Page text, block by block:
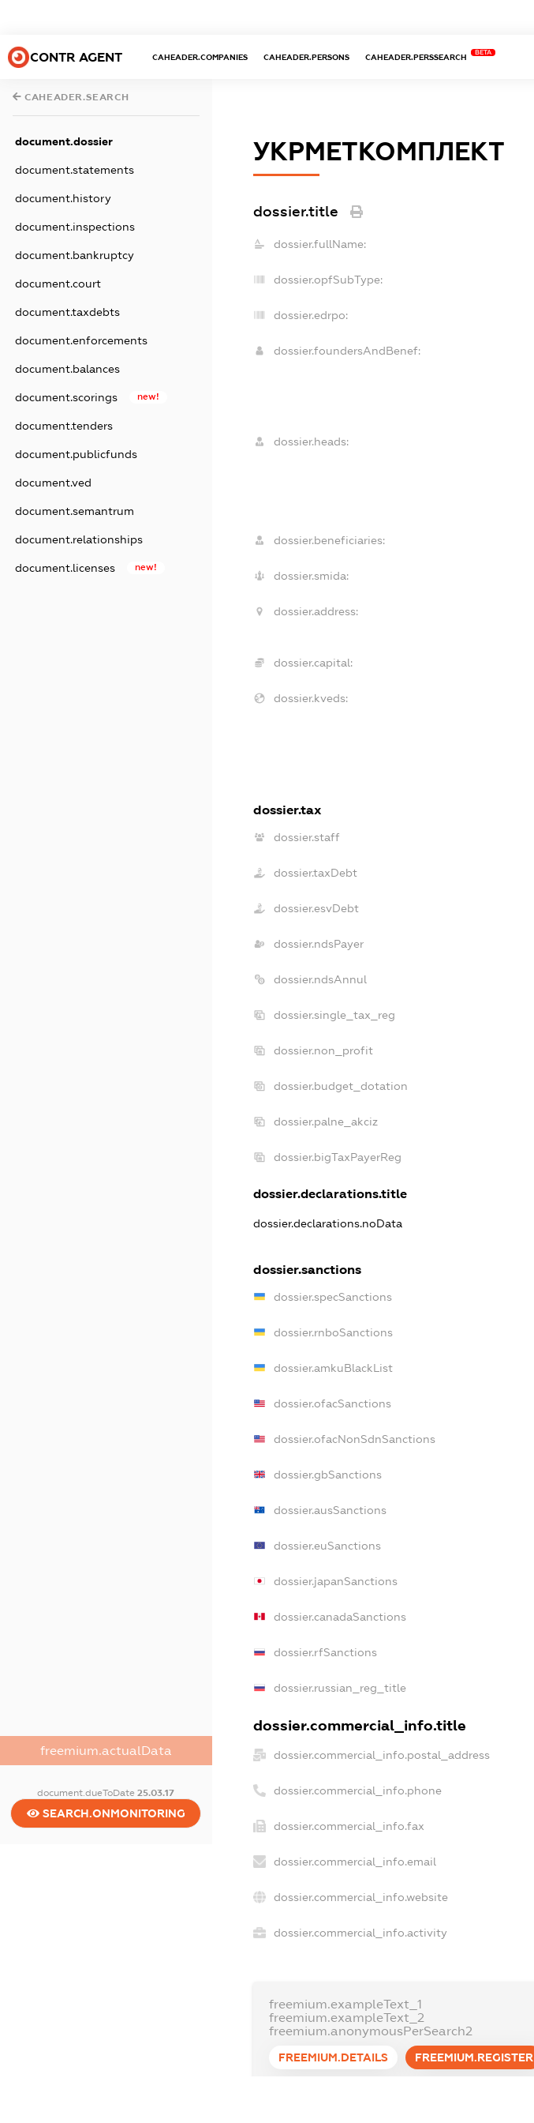
CONTR AGENT CAHEADER.COMPANIES CAHEADER.PERSONS CAHEADER.PERSSEARCH
BETA
CAHEADER.SEARCH
document.dossier
document.statements
document.history
document.inspections
document.bankruptcy
document.court
document.taxdebts
document.enforcements
document.balances
document.scorings new!
document.tenders
document.publicfunds
document.ved
document.semantrum
document.relationships
document.licenses new!
freemium.actualData
document.dueToDate25.03.17
SEARCH.ONMONITORING
УКРМЕТКОМПЛЕКТ
dossier.title
dossier.fullName:
dossier.opfSubType:
dossier.edrpo:
dossier.foundersAndBenef:
dossier.heads:
dossier.beneficiaries:
dossier.smida:
dossier.address:
dossier.capital:
dossier.kveds:
dossier.tax
dossier.staff
dossier.taxDebt
dossier.esvDebt
dossier.ndsPayer
dossier.ndsAnnul
dossier.single_tax_reg
dossier.non_profit
dossier.budget_dotation
dossier.palne_akciz
dossier.bigTaxPayerReg
dossier.declarations.title
dossier.declarations.noData
dossier.sanctions
dossier.specSanctions
dossier.rnboSanctions
dossier.amkuBlackList
dossier.ofacSanctions
dossier.ofacNonSdnSanctions
dossier.gbSanctions
dossier.ausSanctions
dossier.euSanctions
dossier.japanSanctions
dossier.canadaSanctions
dossier.rfSanctions
dossier.russian_reg_title
dossier.commercial_info.title
dossier.commercial_info.postal_address
dossier.commercial_info.phone
dossier.commercial_info.fax
dossier.commercial_info.email
dossier.commercial_info.website
dossier.commercial_info.activity
freemium.exampleText_1
freemium.exampleText_2
freemium.anonymousPerSearch2
FREEMIUM.DETAILS FREEMIUM.REGISTER